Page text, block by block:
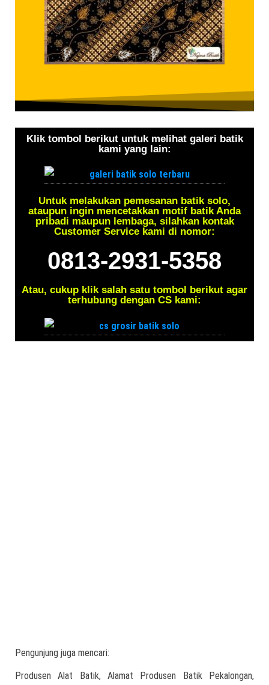
Klik tombol berikut untuk melihat galeri batik
kami yang lain:
Untuk melakukan pemesanan batik solo,
ataupun ingin mencetakkan motif batik Anda
pribadi maupun lembaga, silahkan kontak
Customer Service kami di nomor:
0813-2931-5358
Atau, cukup klik salah satu tombol berikut agar
terhubung dengan CS kami:
Pengunjung juga mencari:
Produsen Alat Batik, Alamat Produsen Batik Pekalongan,